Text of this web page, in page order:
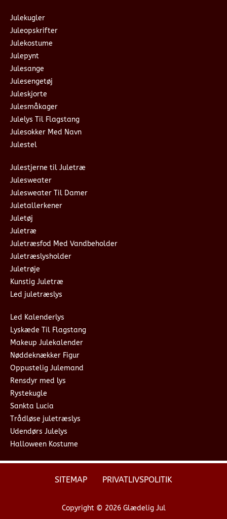
Julekugler
Juleopskrifter
Julekostume
Julepynt
Julesange
Julesengetøj
Juleskjorte
Julesmåkager
Julelys Til Flagstang
Julesokker Med Navn
Julestel
Julestjerne til Juletræ
Julesweater
Julesweater Til Damer
Juletallerkener
Juletøj
Juletræ
Juletræsfod Med Vandbeholder
Juletræslysholder
Juletrøje
Kunstig Juletræ
Led juletræslys
Led Kalenderlys
Lyskæde Til Flagstang
Makeup Julekalender
Nøddeknækker Figur
Oppustelig Julemand
Rensdyr med lys
Rystekugle
Sankta Lucia
Trådløse juletræslys
Udendørs Julelys
Halloween Kostume
SITEMAP PRIVATLIVSPOLITIK
Copyright © 2026 Glædelig Jul